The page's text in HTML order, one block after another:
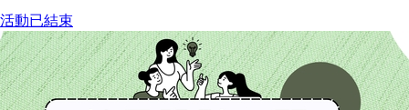
活動已結束